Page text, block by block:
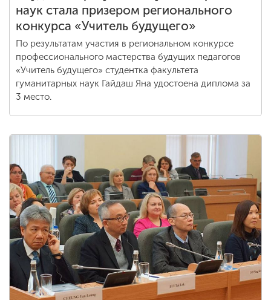
наук стала призером регионального
конкурса «Учитель будущего»
По результатам участия в региональном конкурсе
профессионального мастерства будущих педагогов
«Учитель будущего» студентка факультета
гуманитарных наук Гайдаш Яна удостоена диплома за
3 место.